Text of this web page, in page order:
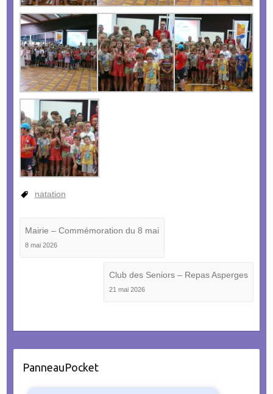
natation
Mairie – Commémoration du 8 mai
8 mai 2026
Club des Seniors – Repas Asperges
21 mai 2026
PanneauPocket